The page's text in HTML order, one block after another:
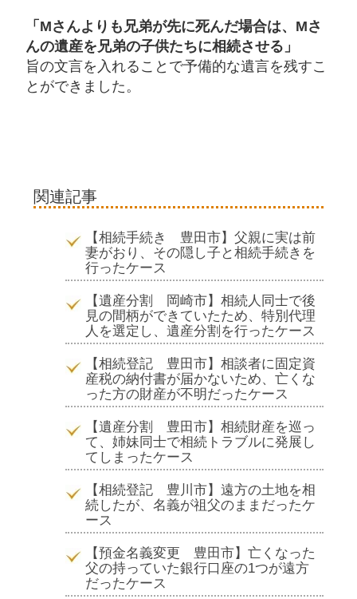
「Mさんよりも兄弟が先に死んだ場合は、Mさ
んの遺産を兄弟の子供たちに相続させる」
旨の文言を入れることで予備的な遺言を残すこ
とができました。
関連記事
【相続手続き 豊田市】父親に実は前
妻がおり、その隠し子と相続手続きを
行ったケース
【遺産分割 岡崎市】相続人同士で後
見の間柄ができていたため、特別代理
人を選定し、遺産分割を行ったケース
【相続登記 豊田市】相談者に固定資
産税の納付書が届かないため、亡くな
った方の財産が不明だったケース
【遺産分割 豊田市】相続財産を巡っ
て、姉妹同士で相続トラブルに発展し
てしまったケース
【相続登記 豊川市】遠方の土地を相
続したが、名義が祖父のままだったケ
ース
【預金名義変更 豊田市】亡くなった
父の持っていた銀行口座の1つが遠方
だったケース